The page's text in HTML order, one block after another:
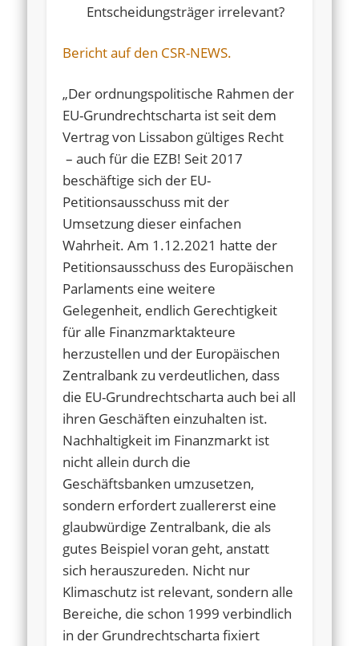
Entscheidungsträger irrelevant?
Bericht auf den CSR-NEWS.
„Der ordnungspolitische Rahmen der
EU-Grundrechtscharta ist seit dem
Vertrag von Lissabon gültiges Recht
– auch für die EZB! Seit 2017
beschäftige sich der EU-
Petitionsausschuss mit der
Umsetzung dieser einfachen
Wahrheit. Am 1.12.2021 hatte der
Petitionsausschuss des Europäischen
Parlaments eine weitere
Gelegenheit, endlich Gerechtigkeit
für alle Finanzmarktakteure
herzustellen und der Europäischen
Zentralbank zu verdeutlichen, dass
die EU-Grundrechtscharta auch bei all
ihren Geschäften einzuhalten ist.
Nachhaltigkeit im Finanzmarkt ist
nicht allein durch die
Geschäftsbanken umzusetzen,
sondern erfordert zuallererst eine
glaubwürdige Zentralbank, die als
gutes Beispiel voran geht, anstatt
sich herauszureden. Nicht nur
Klimaschutz ist relevant, sondern alle
Bereiche, die schon 1999 verbindlich
in der Grundrechtscharta fixiert